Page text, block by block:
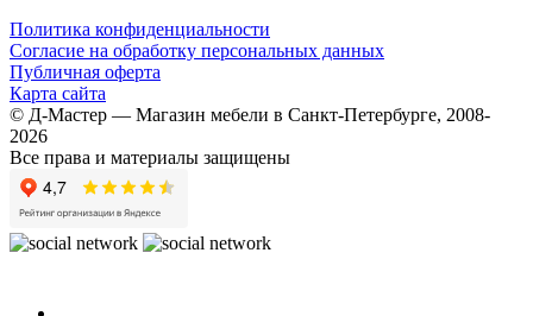
Политика конфиденциальности
Согласие на обработку персональных данных
Публичная оферта
Карта сайта
© Д-Мастер — Магазин мебели в Санкт-Петербурге, 2008-
2026
Все права и материалы защищены